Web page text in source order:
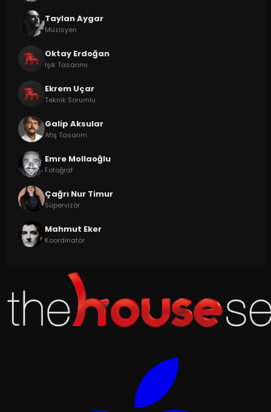
Taylan Aygar
Müzisyen
Oktay Erdoğan
Işık Tasarımı
Ekrem Uçar
Teknik Sorumlu
Galip Aksular
Afiş Tasarım
Emre Mollaoğlu
Fotoğraf
Çağrı Nur Timur
Süpervizör
Mahmut Eker
Koordinatör